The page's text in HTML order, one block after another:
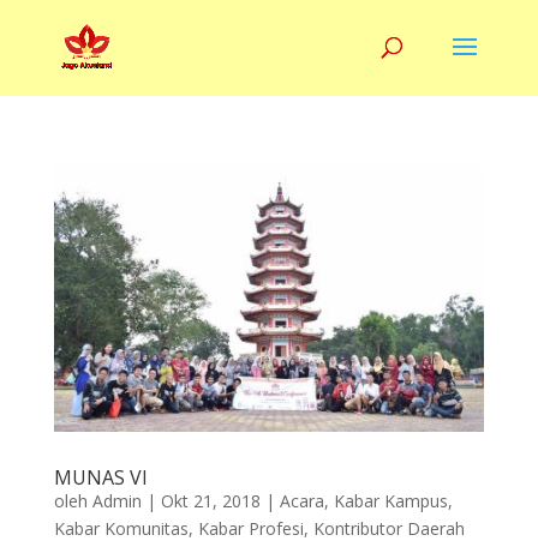
MUNAS VI
oleh Admin | Okt 21, 2018 | Acara, Kabar Kampus,
Kabar Komunitas, Kabar Profesi, Kontributor Daerah